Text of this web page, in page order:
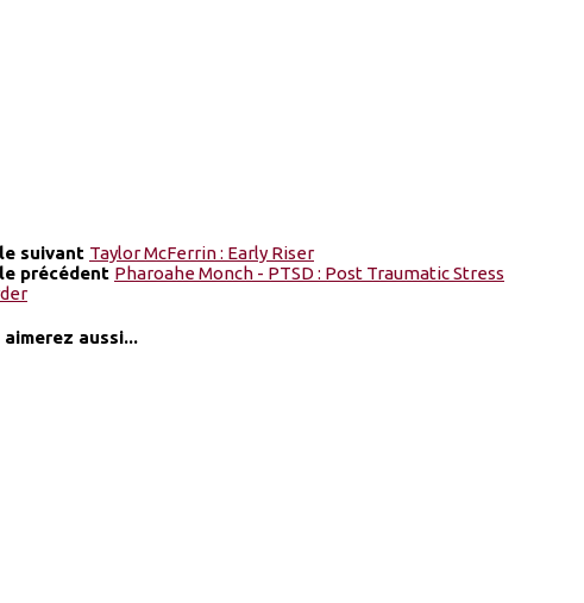
suivant Taylor McFerrin : Early Riser
précédent Pharoahe Monch - PTSD : Post Traumatic Stress
aimerez aussi...